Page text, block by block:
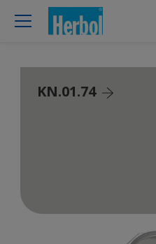
KN.01.74